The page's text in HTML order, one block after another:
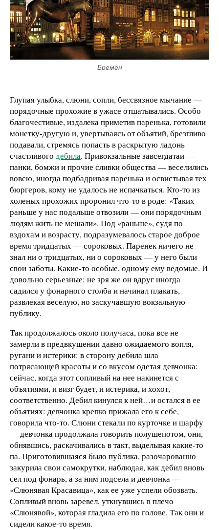
Бремен
Глупая улыбка, слюни, сопли, бессвязное мычание —
порядочные прохожие в ужасе отшатывались. Особо
благочестивые, издалека приметив паренька, готовили
монетку-другую и, увертываясь от объятий, брезгливо
подавали, стремясь попасть в раскрытую ладонь
счастливого дебила. Привокзальные завсегдатаи —
панки, бомжи и прочие сливки общества — веселились
вовсю, иногда подбадривая паренька и освистывая тех
бюргеров, кому не удалось не испачкаться. Кто-то из
холеных прохожих проронил что-то в роде: «Таких
раньше у нас подальше отвозили — они порядочным
людям жить не мешали». Под «раньше», судя по
вздохам и возрасту, подразумевалось старое доброе
время тридцатых — сороковых. Паренек ничего не
знал ни о тридцатых, ни о сороковых — у него были
свои заботы. Какие-то особые, одному ему ведомые. И
довольно серьезные: не зря же он вдруг иногда
садился у фонарного столба и начинал плакать,
развлекая веселую, но заскучавшую вокзальную
публику.
Так продолжалось около получаса, пока все не
замерли в предвкушении давно ожидаемого вопля,
ругани и истерики: в сторону дебила шла
потрясающей красоты и со вкусом одетая девчонка:
сейчас, когда этот сопливый на нее накинется с
объятиями, и визг будет, и истерика, и хохот,
соответственно. Дебил кинулся к ней…и остался в ее
объятиях: девчонка крепко прижала его к себе,
говорила что-то. Слюни стекали по курточке и шарфу
— девчонка продолжала говорить полушепотом, они,
обнявшись, раскачивались в такт, выделывая какие-то
па. Приготовившаяся было публика, разочарованно
закурила свои самокрутки, наблюдая, как дебил вновь
сел под фонарь, а за ним подсела и девчонка —
«Слюнявая Красавица», как ее уже успели обозвать.
Сопливый вновь заревел, уткнувшись в плечо
«Слюнявой», которая гладила его по голове. Так они и
сидели какое-то время.